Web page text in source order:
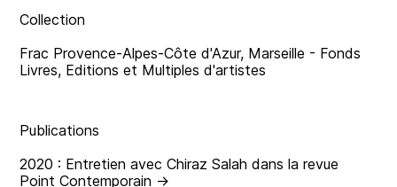
Collection
Frac Provence-Alpes-Côte d'Azur, Marseille - Fonds
Livres, Editions et Multiples d'artistes
Publications
2020 : Entretien avec Chiraz Salah dans la revue
Point Contemporain →